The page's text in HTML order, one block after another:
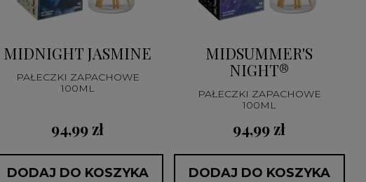
MIDNIGHT JASMINE
PAŁECZKI ZAPACHOWE
100ML
94,99 zł
DODAJ DO KOSZYKA
MIDSUMMER'S
NIGHT®
PAŁECZKI ZAPACHOWE
100ML
94,99 zł
DODAJ DO KOSZYKA